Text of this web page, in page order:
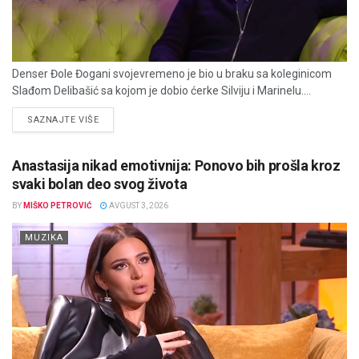
Denser Đole Đogani svojevremeno je bio u braku sa koleginicom
Slađom Delibašić sa kojom je dobio ćerke Silviju i Marinelu....
SAZNAJTE VIŠEDETAILS
Anastasija nikad emotivnija: Ponovo bih prošla kroz
svaki bolan deo svog života
BY MIŠKO PETROVIĆ AVGUST 3, 2026
MUZIKA